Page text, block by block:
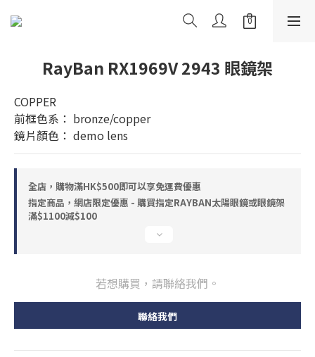
RayBan RX1969V 2943 眼鏡架
COPPER
前框色系： bronze/copper
鏡片顏色： demo lens
全店，購物滿HK$500即可以享免運費優惠
指定商品，網店限定優惠 - 購買指定RAYBAN太陽眼鏡或眼鏡架
滿$1100減$100
若想購買，請聯絡我們。
聯絡我們